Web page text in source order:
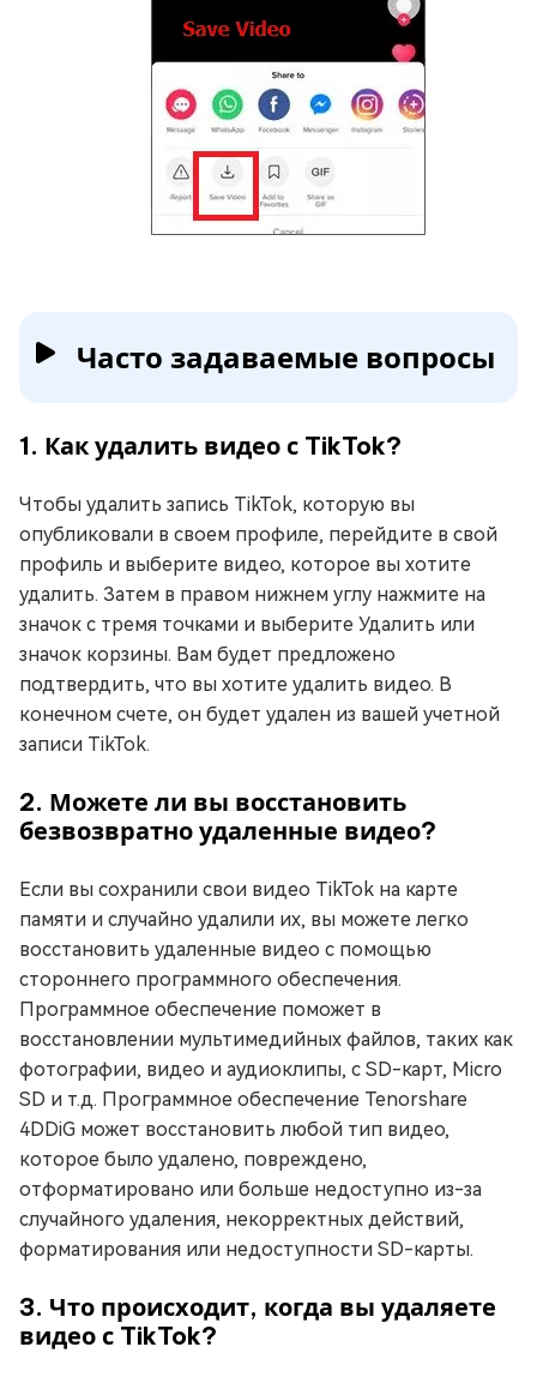
Часто задаваемые вопросы
1. Как удалить видео с TikTok?
Чтобы удалить запись TikTok, которую вы
опубликовали в своем профиле, перейдите в свой
профиль и выберите видео, которое вы хотите
удалить. Затем в правом нижнем углу нажмите на
значок с тремя точками и выберите Удалить или
значок корзины. Вам будет предложено
подтвердить, что вы хотите удалить видео. В
конечном счете, он будет удален из вашей учетной
записи TikTok.
2. Можете ли вы восстановить
безвозвратно удаленные видео?
Если вы сохранили свои видео TikTok на карте
памяти и случайно удалили их, вы можете легко
восстановить удаленные видео с помощью
стороннего программного обеспечения.
Программное обеспечение поможет в
восстановлении мультимедийных файлов, таких как
фотографии, видео и аудиоклипы, с SD-карт, Micro
SD и т.д. Программное обеспечение Tenorshare
4DDiG может восстановить любой тип видео,
которое было удалено, повреждено,
отформатировано или больше недоступно из-за
случайного удаления, некорректных действий,
форматирования или недоступности SD-карты.
3. Что происходит, когда вы удаляете
видео с TikTok?